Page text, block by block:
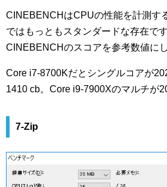
CINEBENCHはCPUの性能を計測す
ではもっともスタンダードな存在で
CINEBENCHのスコアを参考数値に
Core i7-8700Kだとシングルコアが
1410 cb。Core i9-7900Xのマルチが
7-Zip